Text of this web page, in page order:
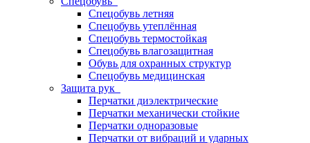
Спецобувь летняя
Спецобувь утеплённая
Спецобувь термостойкая
Спецобувь влагозащитная
Обувь для охранных структур
Спецобувь медицинская
Защита рук
Перчатки диэлектрические
Перчатки механически стойкие
Перчатки одноразовые
Перчатки от вибраций и ударных